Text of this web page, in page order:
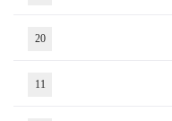
20
11